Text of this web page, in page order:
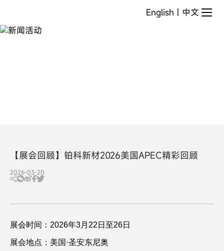
活
English 中文
【展会回顾】铂科新材2026美国APEC精彩回顾
2026-03-20
展会时间：2026年3月22日至26日
展会地点：美国·圣安东尼奥